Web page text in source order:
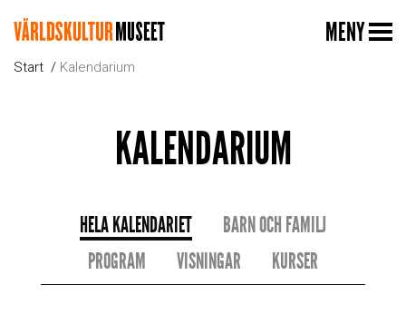
MENY
Start Kalendarium
KALENDARIUM
HELA KALENDARIET
BARN OCH FAMILJ
PROGRAM
VISNINGAR KURSER